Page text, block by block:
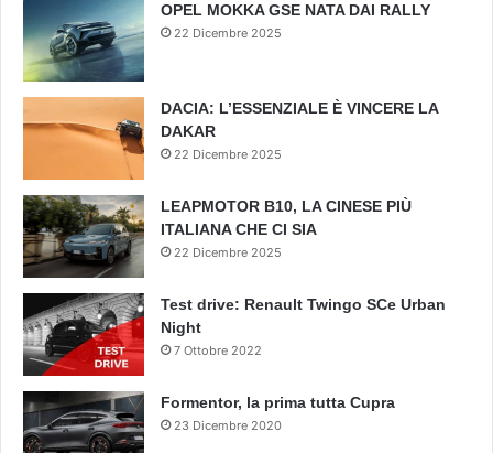
OPEL MOKKA GSE NATA DAI RALLY
22 Dicembre 2025
DACIA: L’ESSENZIALE È VINCERE LA
DAKAR
22 Dicembre 2025
LEAPMOTOR B10, LA CINESE PIÙ
ITALIANA CHE CI SIA
22 Dicembre 2025
Test drive: Renault Twingo SCe Urban
Night
7 Ottobre 2022
Formentor, la prima tutta Cupra
23 Dicembre 2020